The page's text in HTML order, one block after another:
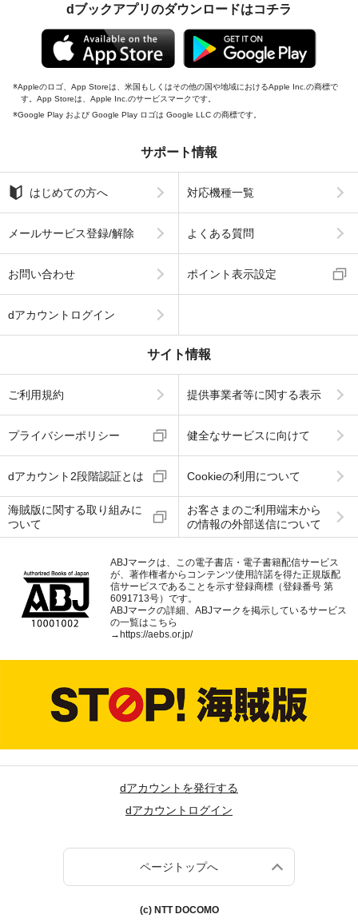
dブックアプリのダウンロードはコチラ
Appleのロゴ、App Storeは、米国もしくはその他の国や地域におけるApple Inc.の商標で
す。App Storeは、Apple Inc.のサービスマークです。
Google Play および Google Play ロゴは Google LLC の商標です。
サポート情報
はじめての方へ 対応機種一覧
メールサービス登録/解除 よくある質問
お問い合わせ ポイント表示設定
dアカウントログイン
サイト情報
ご利用規約 提供事業者等に関する表示
プライバシーポリシー 健全なサービスに向けて
dアカウント2段階認証とは Cookieの利用について
海賊版に関する取り組みに
ついて
お客さまのご利用端末から
の情報の外部送信について
ABJマークは、この電子書店・電子書籍配信サービス
が、著作権者からコンテンツ使用許諾を得た正規版配
信サービスであることを示す登録商標（登録番号 第
6091713号）です。
ABJマークの詳細、ABJマークを掲示しているサービス
の一覧はこちら
→ https://aebs.or.jp/
dアカウントを発行する
dアカウントログイン
ページトップへ
(c) NTT DOCOMO